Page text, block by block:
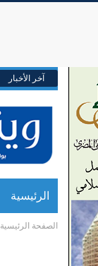
آخر الأخبار
الرئيسية
الصفحة الرئيسية